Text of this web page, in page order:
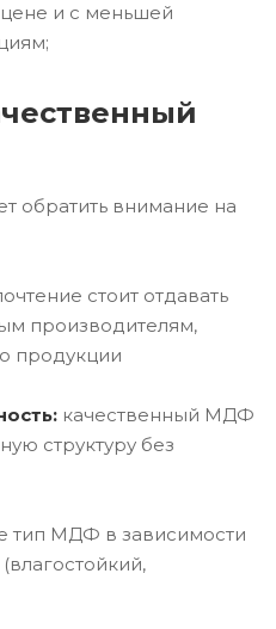
и с меньшей
обратить внимание на
стоит отдавать
производителям,
продукции
качественный МДФ
структуру без
тип МДФ в зависимости